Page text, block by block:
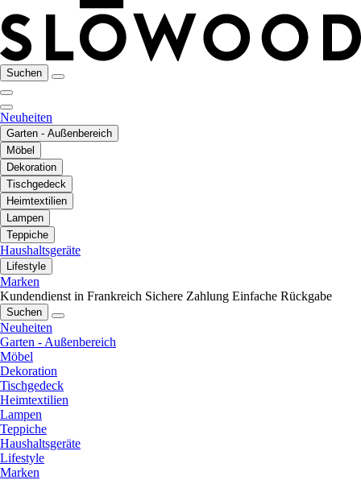
Suchen
Neuheiten
Garten - Außenbereich
Möbel
Dekoration
Tischgedeck
Heimtextilien
Lampen
Teppiche
Haushaltsgeräte
Lifestyle
Marken
Kundendienst in Frankreich Sichere Zahlung Einfache Rückgabe
Suchen
Neuheiten
Garten - Außenbereich
Möbel
Dekoration
Tischgedeck
Heimtextilien
Lampen
Teppiche
Haushaltsgeräte
Lifestyle
Marken